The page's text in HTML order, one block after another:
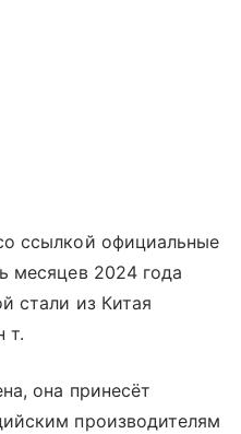
ссылкой официальные
месяцев 2024 года
стали из Китая
т.
она принесёт
производителям